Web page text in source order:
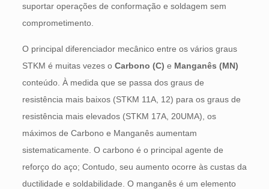
suportar operações de conformação e soldagem sem
comprometimento.
O principal diferenciador mecânico entre os vários graus
STKM é muitas vezes o Carbono (C) e Manganês (MN)
conteúdo. À medida que se passa dos graus de
resistência mais baixos (STKM 11A, 12) para os graus de
resistência mais elevados (STKM 17A, 20UMA), os
máximos de Carbono e Manganês aumentam
sistematicamente. O carbono é o principal agente de
reforço do aço; Contudo, seu aumento ocorre às custas da
ductilidade e soldabilidade. O manganês é um elemento